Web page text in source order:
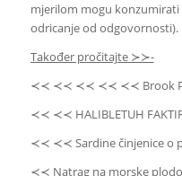
mjerilom mogu
odricanje od odgovornosti).
Također pročitajte ≻≻-
≺≺ ≺≺ ≺≺ ≺≺ ≺≺ Brook
≺≺ ≺≺ HALIBLETUH
≺≺ ≺≺ Sardine činjenice o
≺≺ Natrag na morske